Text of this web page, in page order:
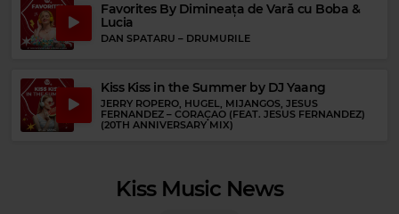
Rock 80s & 90s
Favorites By Dimineața de Vară cu Boba &
Lucia
DAN SPATARU – DRUMURILE
Kiss Kiss in the Summer by DJ Yaang
JERRY ROPERO, HUGEL, MIJANGOS, JESUS
FERNANDEZ – CORAÇAO (FEAT. JESUS FERNANDEZ)
(20TH ANNIVERSARY MIX)
Kiss Music News